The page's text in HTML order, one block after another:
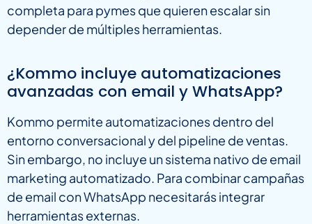
completa para pymes que quieren escalar sin
depender de múltiples herramientas.
¿Kommo incluye automatizaciones
avanzadas con email y WhatsApp?
Kommo permite automatizaciones dentro del
entorno conversacional y del pipeline de ventas.
Sin embargo, no incluye un sistema nativo de email
marketing automatizado. Para combinar campañas
de email con WhatsApp necesitarás integrar
herramientas externas.